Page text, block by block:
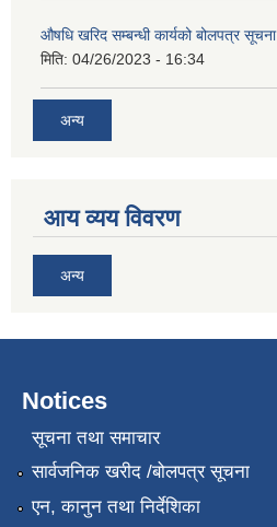
औषधि खरिद सम्बन्धी कार्यको बोलपत्र सूचना
मिति: 04/26/2023 - 16:34
अन्य
आय व्यय विवरण
अन्य
Notices
सूचना तथा समाचार
सार्वजनिक खरीद /बोलपत्र सूचना
एन, कानुन तथा निर्देशिका